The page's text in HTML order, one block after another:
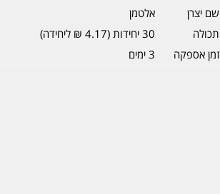
שם יצרן
אלטמן
תכולה
30 יחידות (4.17 ₪ ליחידה)
זמן אספקה
3 ימים